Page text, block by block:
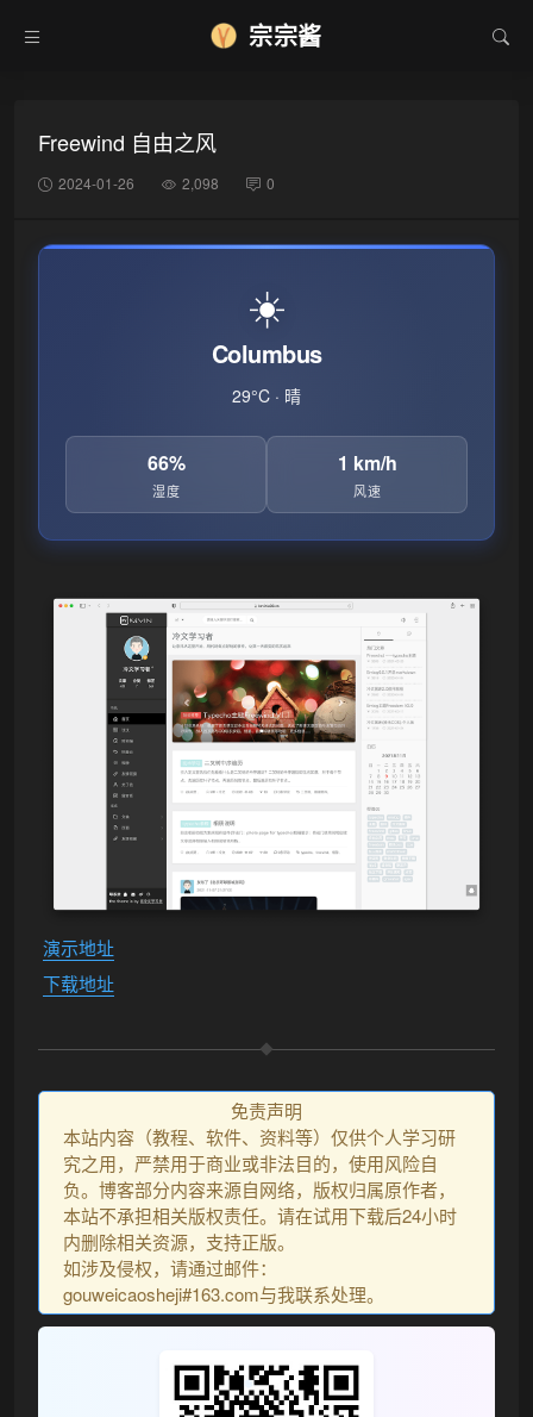
宗宗酱
Freewind 自由之风
2024-01-26 2,098 0
☀️
Columbus
29°C · 晴
66%
湿度
1 km/h
风速
演示地址
下载地址
免责声明
本站内容（教程、软件、资料等）仅供个人学习研
究之用，严禁用于商业或非法目的，使用风险自
负。博客部分内容来源自网络，版权归属原作者，
本站不承担相关版权责任。请在试用下载后24小时
内删除相关资源，支持正版。
如涉及侵权，请通过邮件：
gouweicaosheji#163.com与我联系处理。